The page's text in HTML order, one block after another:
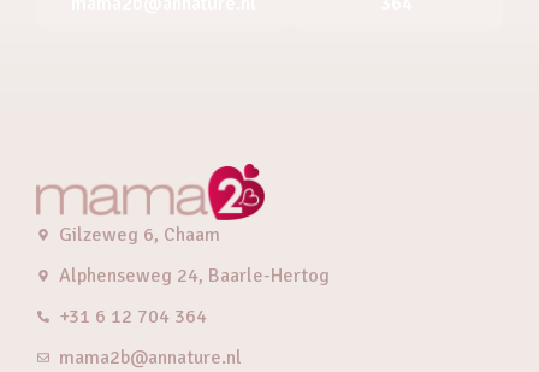
Gilzeweg 6, Chaam
Alphenseweg 24, Baarle-Hertog
+31 6 12 704 364
mama2b@annature.nl